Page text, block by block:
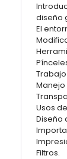
diseño
El
Usos
Diseño
Filtros.